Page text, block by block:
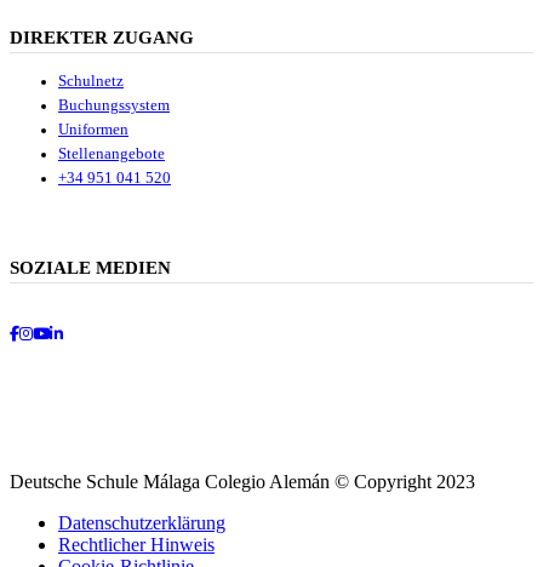
DIREKTER ZUGANG
Schulnetz
Buchungssystem
Uniformen
Stellenangebote
+34 951 041 520
SOZIALE MEDIEN
Deutsche Schule Málaga Colegio Alemán © Copyright 2023
Datenschutzerklärung
Rechtlicher Hinweis